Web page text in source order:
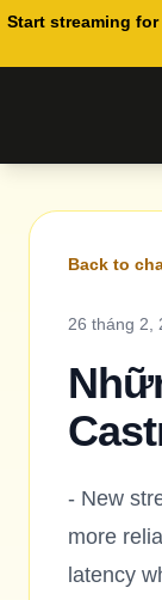
Start streaming
Back to
26 tháng 2,
- New
more
latency